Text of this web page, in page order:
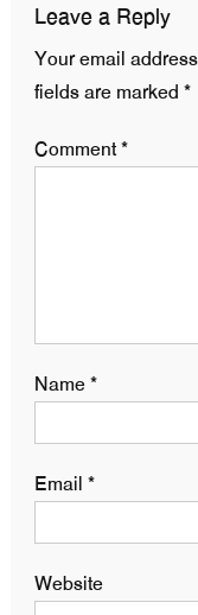
Leave a Reply
Your email
fields are marked *
Comment*
Name*
Email *
Website